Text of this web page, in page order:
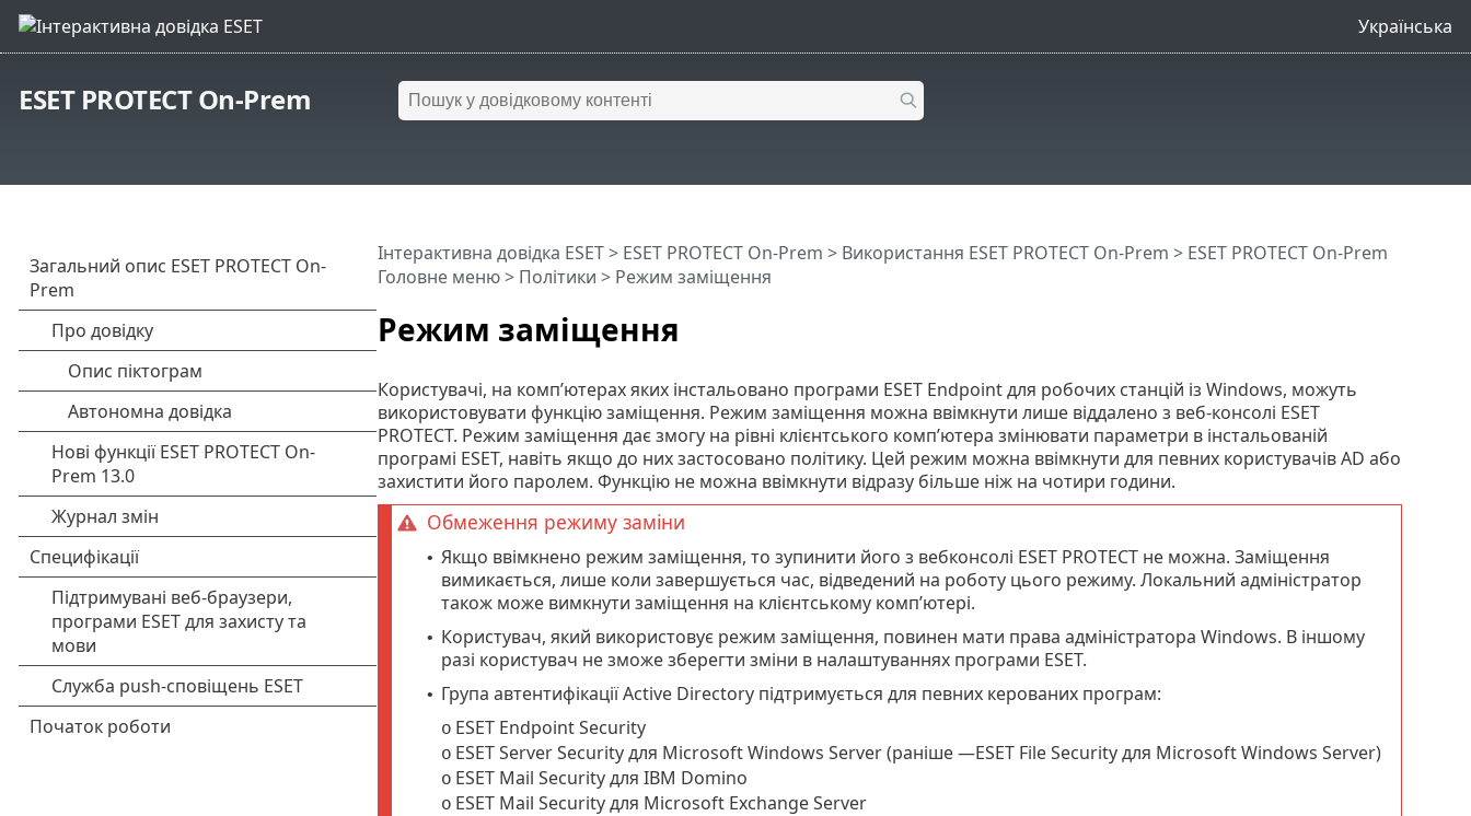
Українська
ESET PROTECT On-Prem
Режим заміщення
Інтерактивна довідка ESET> ESET PROTECT On-Prem > Використання ESET PROTECT On-Prem > ESET PROTECT On-Prem
Головне меню> Політики > Режим заміщення
Користувачі, на комп’ютерах яких інстальовано програми ESET Endpoint для робочих станцій із Windows, можуть
використовувати функцію заміщення. Режим заміщення можна ввімкнути лише віддалено з веб-консолі ESET
PROTECT. Режим заміщення дає змогу на рівні клієнтського комп’ютера змінювати параметри в інстальованій
програмі ESET, навіть якщо до них застосовано політику. Цей режим можна ввімкнути для певних користувачів AD або
захистити його паролем. Функцію не можна ввімкнути відразу більше ніж на чотири години.
Обмеження режиму заміни
• Якщо ввімкнено режим заміщення, то зупинити його з вебконсолі ESET PROTECT не можна. Заміщення
вимикається, лише коли завершується час, відведений на роботу цього режиму. Локальний адміністратор
також може вимкнути заміщення на клієнтському комп’ютері.
• Користувач, який використовує режим заміщення, повинен мати права адміністратора Windows. В іншому
разі користувач не зможе зберегти зміни в налаштуваннях програми ESET.
• Група автентифікації Active Directory підтримується для певних керованих програм:
o ESET Endpoint Security
o ESET Server Security для Microsoft Windows Server (раніше —ESET File Security для Microsoft Windows Server)
o ESET Mail Security для IBM Domino
o ESET Mail Security для Microsoft Exchange Server